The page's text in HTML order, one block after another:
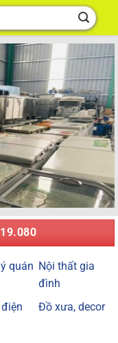
quán Nội thất gia
đình
Đồ xưa, decor